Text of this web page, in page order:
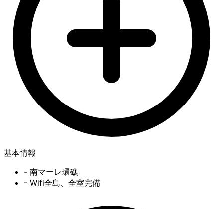
基本情報
- 南マーレ環礁
- Wifi全島、全室完備